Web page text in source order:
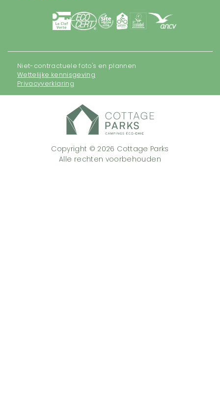
Niet-contractuele foto's en plannen
Wettelijke kennisgeving
Privacyverklaring
Copyright © 2026 Cottage Parks
Alle rechten voorbehouden